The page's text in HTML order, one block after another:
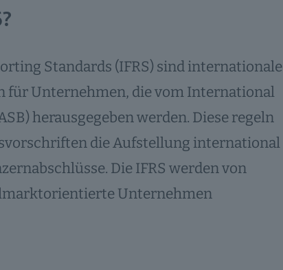
Standards (IFRS) sind internationale
für Unternehmen, die vom International
herausgegeben werden. Diese regeln
die Aufstellung international
Die IFRS werden von
Unternehmen